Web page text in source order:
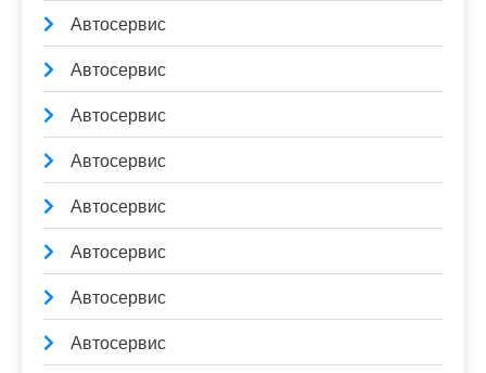
Автосервис
Автосервис
Автосервис
Автосервис
Автосервис
Автосервис
Автосервис
Автосервис